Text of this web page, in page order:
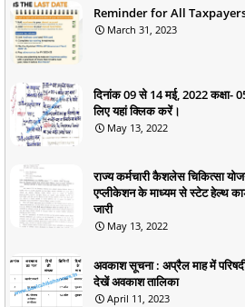
Reminder for All
March 31, 2023
दिनांक 09 से 14 मई, 2022 कक्षा-
लिए यहां क्लिक करें।
May 13, 2022
राज्य कर्मचारी कैशलेस चिकित्सा
एप्लीकेशन के माध्यम से स्टेट हेल्थ
जारी
May 13, 2022
अवकाश सूचना : अप्रैल माह में
देखें अवकाश तालिका
April 11, 2023